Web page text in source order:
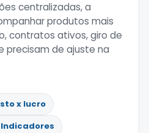
centralizadas, a
produtos mais
contratos ativos, giro de
precisam de ajuste na
x lucro
Indicadores